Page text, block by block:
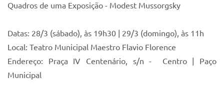
Quadros de uma Exposição - Modest Mussorgsky
Datas: 28/3 (sábado), às 19h30 | 29/3 (domingo), às 11h
Local: Teatro Municipal Maestro Flavio Florence
Endereço: Praça IV Centenário, s/n - Centro | Paço
Municipal